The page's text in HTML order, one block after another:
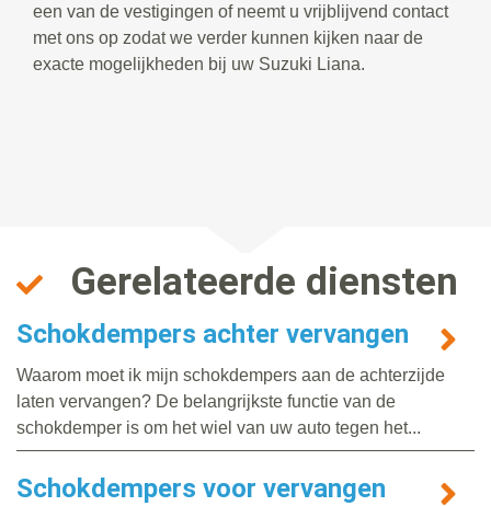
een van de vestigingen of neemt u vrijblijvend contact
met ons op zodat we verder kunnen kijken naar de
exacte mogelijkheden bij uw Suzuki Liana.
Gerelateerde diensten
Schokdempers achter vervangen
Waarom moet ik mijn schokdempers aan de achterzijde
laten vervangen? De belangrijkste functie van de
schokdemper is om het wiel van uw auto tegen het...
Schokdempers voor vervangen